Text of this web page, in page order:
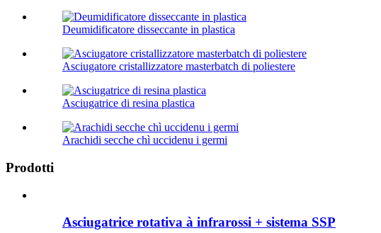
Deumidificatore disseccante in plastica
Asciugatore cristallizzatore masterbatch di poliestere
Asciugatrice di resina plastica
Arachidi secche chì uccidenu i germi
Prodotti
Asciugatrice rotativa à infrarossi + sistema SSP